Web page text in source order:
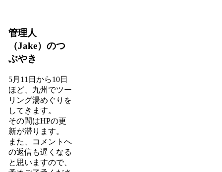
管理人
（Jake）のつ
ぶやき
5月11日から10日
ほど、九州でツー
リング湯めぐりを
してきます。
その間はHPの更
新が滞ります。
また、コメントへ
の返信も遅くなる
と思いますので、